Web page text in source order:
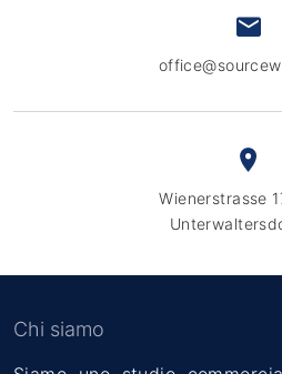
Wienerstrasse
Chi siamo